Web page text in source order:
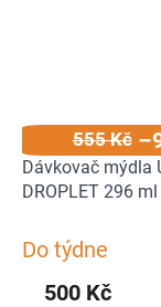
555 Kč
Dávkovač mýdla
DROPLET 296
Do týdne
500 Kč